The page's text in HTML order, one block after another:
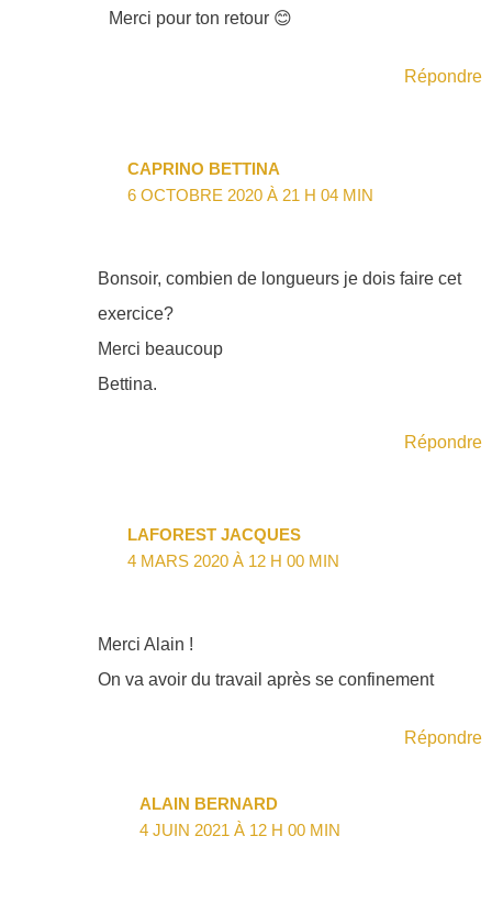
Merci pour ton retour 😊
Répondre
CAPRINO BETTINA
6 OCTOBRE 2020 À 21 H 04 MIN
Bonsoir, combien de longueurs je dois faire cet
exercice?
Merci beaucoup
Bettina.
Répondre
LAFOREST JACQUES
4 MARS 2020 À 12 H 00 MIN
Merci Alain !
On va avoir du travail après se confinement
Répondre
ALAIN BERNARD
4 JUIN 2021 À 12 H 00 MIN